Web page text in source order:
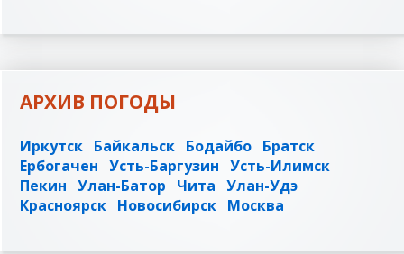
АРХИВ ПОГОДЫ
Иркутск Байкальск Бодайбо Братск
Ербогачен Усть-Баргузин Усть-Илимск
Пекин Улан-Батор Чита Улан-Удэ
Красноярск Новосибирск Москва